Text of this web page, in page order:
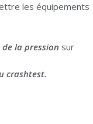
les équipements
la pression sur
crashtest.